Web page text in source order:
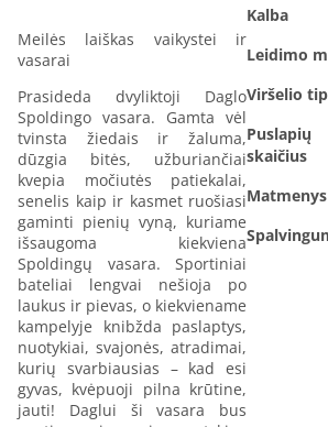
Meilės laiškas vaikystei ir
vasarai
Prasideda dvyliktoji Daglo
Spoldingo vasara. Gamta vėl
tvinsta žiedais ir žaluma,
dūzgia bitės, užburiančiai
kvepia močiutės patiekalai,
senelis kaip ir kasmet ruošiasi
gaminti pienių vyną, kuriame
išsaugoma kiekviena
Spoldingų vasara. Sportiniai
bateliai lengvai nešioja po
laukus ir pievas, o kiekviename
kampelyje knibžda paslaptys,
nuotykiai, svajonės, atradimai,
kurių svarbiausias – kad esi
gyvas, kvėpuoji pilna krūtine,
jauti! Daglui ši vasara bus
Kalba
Leidimo
Viršelio
Puslapių
skaičius
Matmenys